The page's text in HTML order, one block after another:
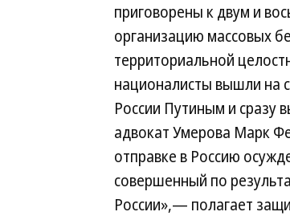
приговорены к двум и
организацию массовых
территориальной
националисты вышли на
России Путиным и сразу
адвокат Умерова Марк
отправке в Россию
совершенный по
России»,— полагает